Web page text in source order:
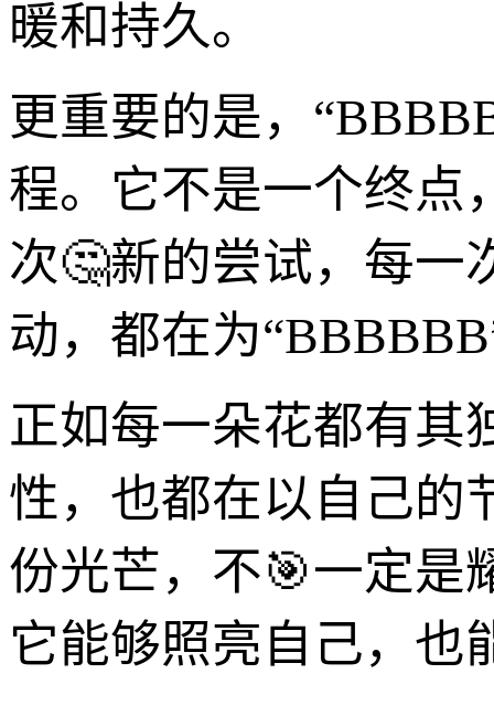
暖和持久。
更重要的是，
程。它不是一个终点
次🤔新的尝试，每一
动，都在为
正如每一朵花都有其
性，也都在以自己的
份光芒，不🎯一定是
它能够照亮自己，也